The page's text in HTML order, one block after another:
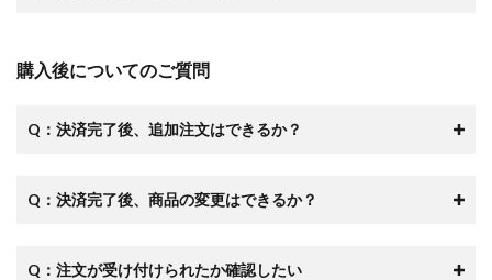
購入後についてのご質問
Q：決済完了後、追加注文はできるか？
Q：決済完了後、商品の変更はできるか？
Q：注文が受け付けられたか確認したい